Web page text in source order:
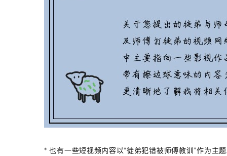
* 也有一些短视频内容以“徒弟犯错被师傅教训”作为主